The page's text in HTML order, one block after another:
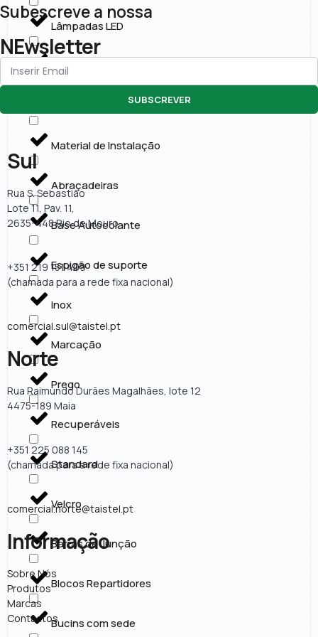
Lâmpadas LED
Painéis LED
Projectores LED
Material de Instalação
Abraçadeiras
Base Autocolante
Espigão de suporte
Inox
Marcação
Prego
Recuperáveis
Standard
Velcro
Barras de Junção
Blocos Repartidores
Bucins com sede
Subescreve a nossa
NEwsletter
SUBSCREVER
Sul
Rua S. Sebastião
Lote 11, Pav. 11,
2635-448 Rio de Mouro
+351 219 151 409
(chamada para a rede fixa nacional)
comercial.sul@taistel.pt
Norte
Rua Raimundo Durães Magalhães, lote 12
4475-189 Maia
+351 225 088 145
(chamada para a rede fixa nacional)
comercial.norte@taistel.pt
Informação
Sobre Nós
Produtos
Marcas
Contactos